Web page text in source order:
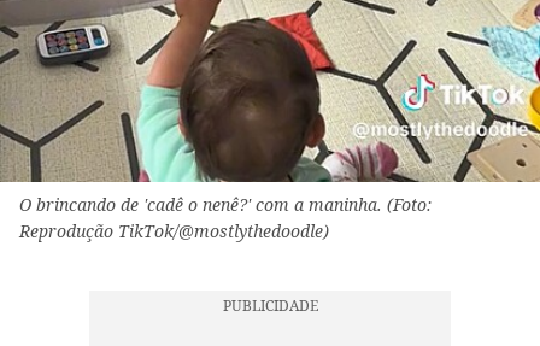
O brincando de 'cadê o nenê?' com a maninha. (Foto:
Reprodução TikTok/@mostlythedoodle)